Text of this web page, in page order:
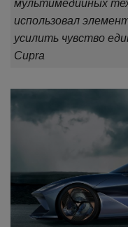
мультимедийных
использовал
усилить чувство
Cupra